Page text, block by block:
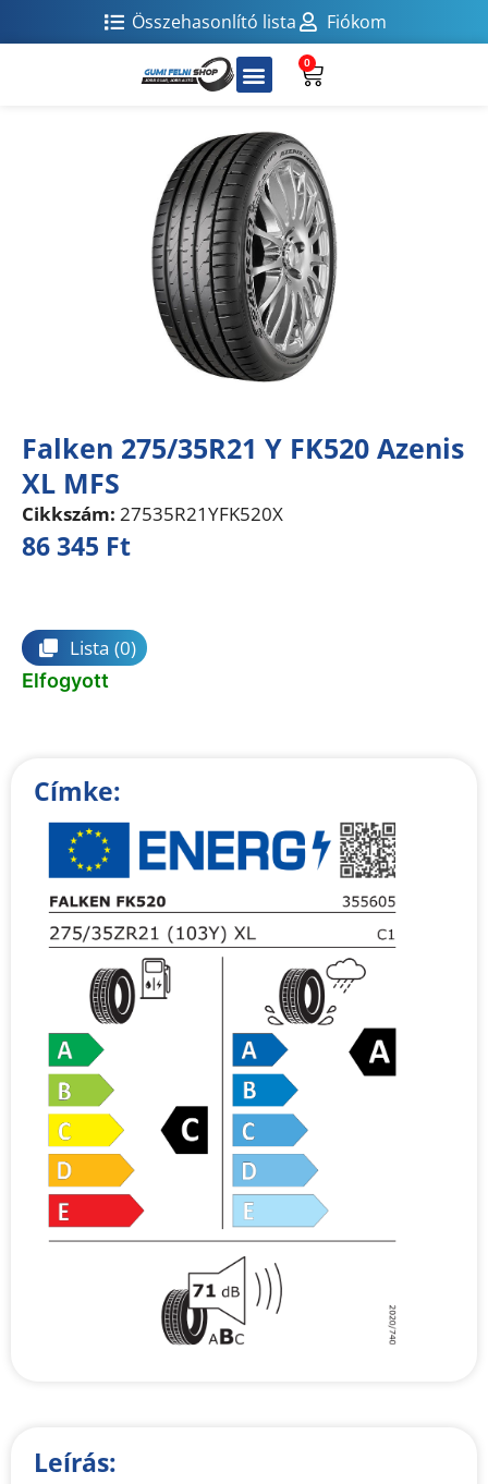
Összehasonlító lista Fiókom
0
Falken 275/35R21 Y FK520 Azenis
XL MFS
Cikkszám: 27535R21YFK520X
86 345 Ft
Lista (0)
Elfogyott
Címke:
Leírás: